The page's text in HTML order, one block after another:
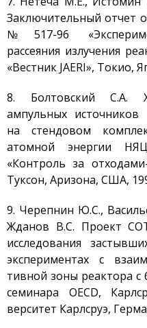
Заключительный отчет
№517-96
рассеяния излучения
«Вестник JAERI», Токио,
8. Болтовский С.А.
ампульных источников
на стендовом
атомной энергии
«Контроль за
Туксон, Аризона, США,
9. Черепнин Ю.С.,
Жданов В.С. Проект
исследования
экспериментах с
тивной зоны реактора с
семинара OECD,
верситет Карлсруэ,